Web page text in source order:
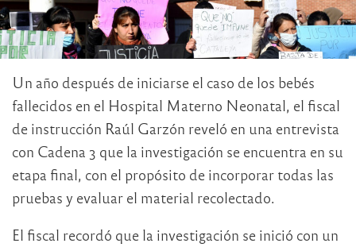
Un año después de iniciarse el caso de los bebés
fallecidos en el Hospital Materno Neonatal, el fiscal
de instrucción Raúl Garzón reveló en una entrevista
con Cadena 3 que la investigación se encuentra en su
etapa final, con el propósito de incorporar todas las
pruebas y evaluar el material recolectado.
El fiscal recordó que la investigación se inició con un